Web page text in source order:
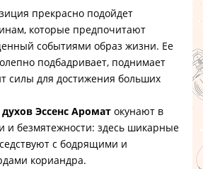
прекрасно подойдет
которые предпочитают
событиями образ жизни. Ее
подбадривает, поднимает
силы для достижения больших
духов Эссенс Аромат окунают в
и безмятежности: здесь шикарные
с бодрящими и
кориандра.